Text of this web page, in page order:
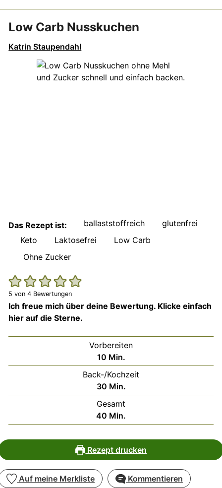
Low Carb Nusskuchen
Katrin Staupendahl
Das Rezept ist: ballaststoffreich
glutenfrei
Keto
Laktosefrei
Low Carb
Ohne Zucker
5 von4 Bewertungen
Ich freue mich über deine Bewertung. Klicke einfach
hier auf die Sterne.
Vorbereiten
10Minuten
Min.
Back-/Kochzeit
30Minuten
Min.
Gesamt
40 Minuten
Min.
Rezept drucken
Auf meine Merkliste Kommentieren